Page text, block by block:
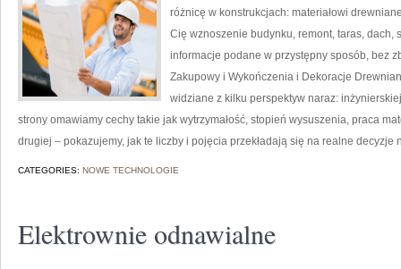
różnicę w konstrukcjach: materiałowi
Cię wznoszenie budynku, remont, taras,
informacje podane w przystępny sposób, bez
Zakupowy i Wykończenia i Dekoracje
widziane z kilku perspektyw naraz:
strony omawiamy cechy takie jak wytrzymałość, stopień wysuszenia, praca
drugiej – pokazujemy, jak te liczby i pojęcia przekładają się na realne decyzje
CATEGORIES: NOWE TECHNOLOGIE
Elektrownie odnawialne